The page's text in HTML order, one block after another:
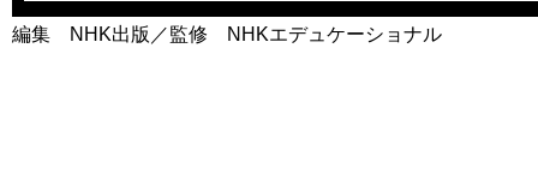
編集 NHK出版／監修 NHKエデュケーショナル